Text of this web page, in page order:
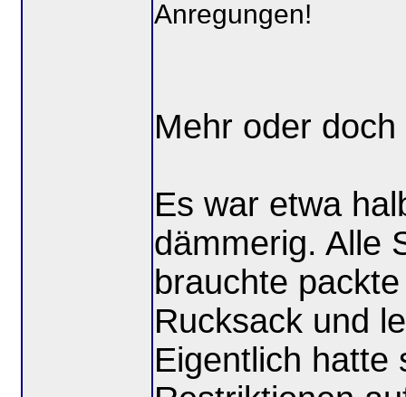
Anregungen!
Mehr oder
Es war etwa
dämmerig. Alle
brauchte
Rucksack und
Eigentlich hatte